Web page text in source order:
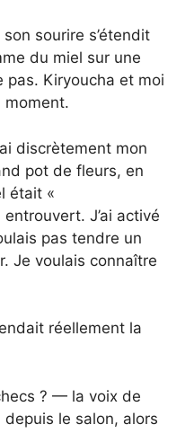
sourire s’étendit
du miel sur une
pas. Kiryoucha et moi
moment.
discrètement mon
pot de fleurs, en
était «
J’ai activé
pas tendre un
Je voulais connaître
réellement la
? — la voix de
le salon, alors